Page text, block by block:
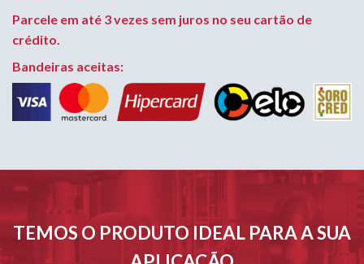
Parcele em até 3 vezes sem juros no seu cartão de
crédito.
Bandeiras aceitas:
TEMOS O PRODUTO IDEAL PARA A SUA